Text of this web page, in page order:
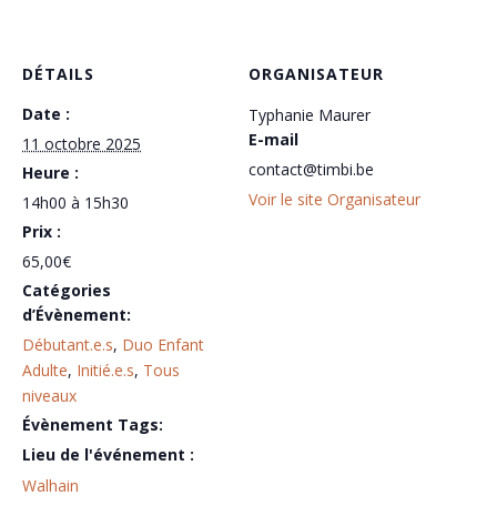
DÉTAILS
Date :
11 octobre 2025
Heure :
14h00 à 15h30
Prix :
65,00€
Catégories
d’Évènement:
Débutant.e.s, Duo Enfant
Adulte, Initié.e.s, Tous
niveaux
Évènement Tags:
Walhain
ORGANISATEUR
Typhanie Maurer
E-mail
contact@timbi.be
Voir le site Organisateur
-